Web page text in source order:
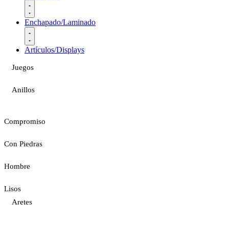
Enchapado/Laminado
Artículos/Displays
Juegos
Anillos
Compromiso
Con Piedras
Hombre
Lisos
Aretes